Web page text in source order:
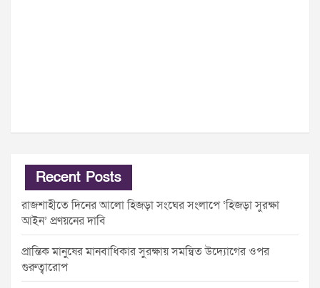
Recent Posts
রাজশাহীতে দিনের আলো হিজড়া সংঘের সংলাপে ‘হিজড়া সুরক্ষা
আইন’ প্রণয়নের দাবি
প্রান্তিক মানুষের মানবাধিকার সুরক্ষায় সমন্বিত উদ্যোগের ওপর
গুরুত্বারোপ